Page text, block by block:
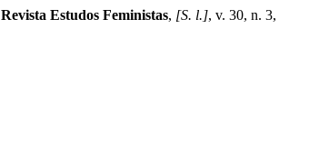
Revista Estudos Feministas, [S. l.], v. 30, n. 3,